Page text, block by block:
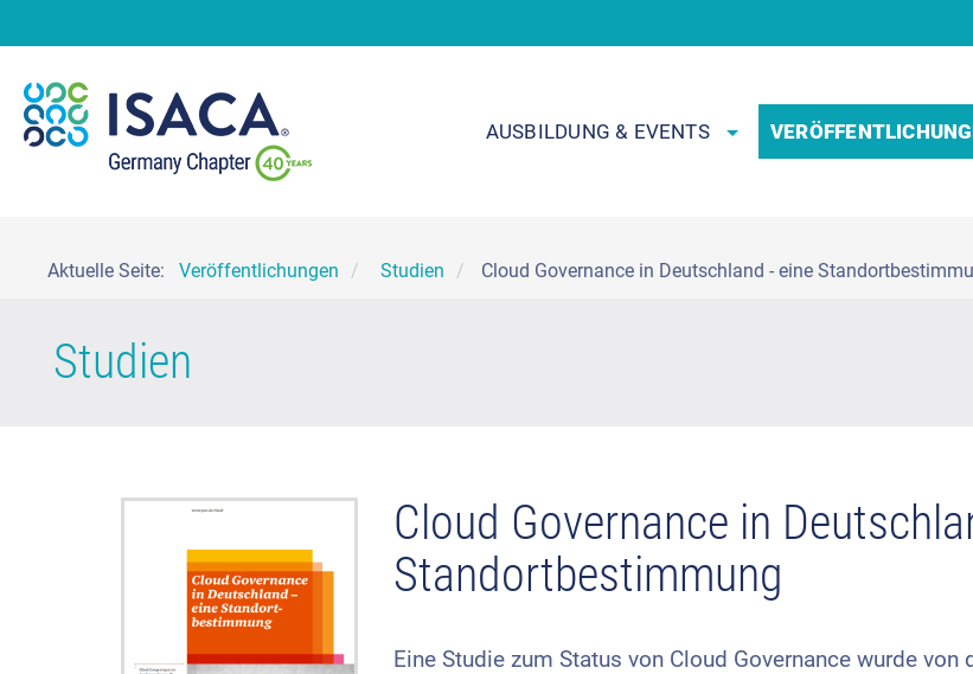
AUSBILDUNG & EVENTS
Aktuelle Seite: Veröffentlichungen Studien Cloud Governance in Deutschland - eine
Studien
Cloud Governance in
Standortbestimmung
Eine Studie zum Status von Cloud Governance wurde